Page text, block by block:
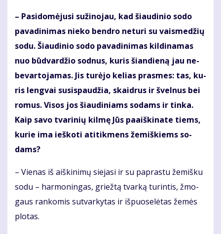
– Pa­si­do­mė­ju­si su­ži­no­jau, kad šiau­di­nio so­do
pa­va­di­ni­mas nie­ko ben­dro ne­tu­ri su vais­me­džių
so­du. Šiau­di­nio so­do pa­va­di­ni­mas kil­di­na­mas
nuo būd­var­džio sod­nus, ku­ris šian­die­ną jau ne­
be­var­to­ja­mas. Jis tu­rė­jo ke­lias pras­mes: tas, ku­
ris leng­vai su­si­spau­džia, skaid­rus ir švel­nus bei
ro­mus. Vi­sos jos šiau­di­niams so­dams ir tin­ka.
Kaip sa­vo tva­ri­nių kil­mę Jūs pa­aiš­ki­na­te tiems,
ku­rie ima ieš­ko­ti ati­tik­mens že­miš­kiems so­
dams?
– Vie­nas iš aiš­ki­ni­mų sie­ja­si ir su pa­pras­tu že­miš­ku
so­du – har­mo­nin­gas, griež­tą tvar­ką tu­rin­tis, žmo­
gaus ran­ko­mis su­tvar­ky­tas ir iš­puo­se­lė­tas že­mės
plo­tas.